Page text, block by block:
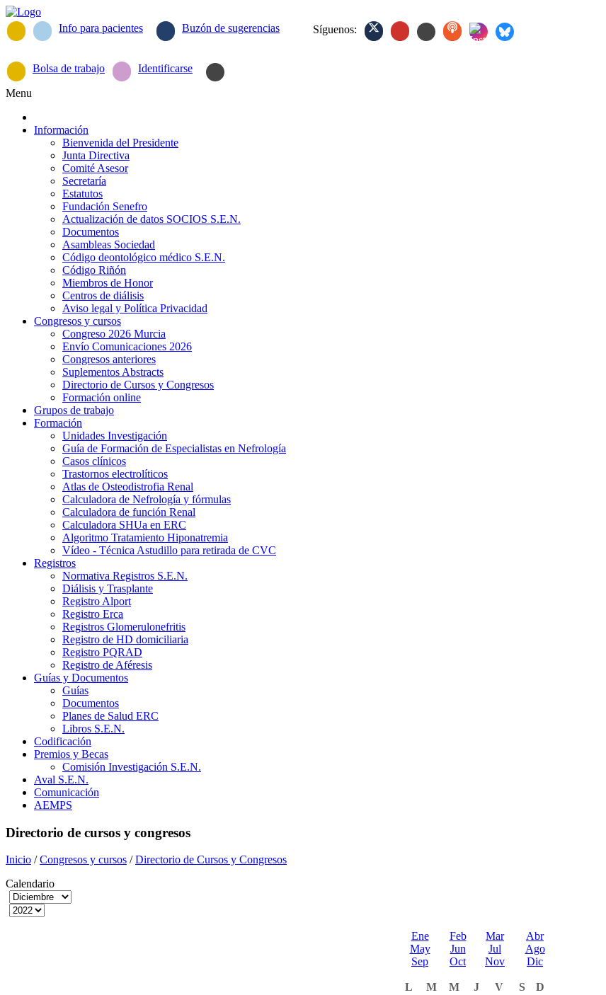
Info para pacientes Buzón de sugerencias Síguenos:
Bolsa de trabajo Identificarse
Menu
Información
Bienvenida del Presidente
Junta Directiva
Comité Asesor
Secretaría
Estatutos
Fundación Senefro
Actualización de datos SOCIOS S.E.N.
Documentos
Asambleas Sociedad
Código deontológico médico S.E.N.
Código Riñón
Miembros de Honor
Centros de diálisis
Aviso legal y Política Privacidad
Congresos y cursos
Congreso 2026 Murcia
Envío Comunicaciones 2026
Congresos anteriores
Suplementos Abstracts
Directorio de Cursos y Congresos
Formación online
Grupos de trabajo
Formación
Unidades Investigación
Guía de Formación de Especialistas en Nefrología
Casos clínicos
Trastornos electrolíticos
Atlas de Osteodistrofia Renal
Calculadora de Nefrología y fórmulas
Calculadora de función Renal
Calculadora SHUa en ERC
Algoritmo Tratamiento Hiponatremia
Vídeo - Técnica Astudillo para retirada de CVC
Registros
Normativa Registros S.E.N.
Diálisis y Trasplante
Registro Alport
Registro Erca
Registros Glomerulonefritis
Registro de HD domiciliaria
Registro PQRAD
Registro de Aféresis
Guías y Documentos
Guías
Documentos
Planes de Salud ERC
Libros S.E.N.
Codificación
Premios y Becas
Comisión Investigación S.E.N.
Aval S.E.N.
Comunicación
AEMPS
Directorio de cursos y congresos
Inicio /Congresos y cursos /Directorio de Cursos y Congresos
Calendario
Ene Feb Mar
Abr
May
Jun Jul
Ago
Sep
Oct Nov Dic
L M M J V S
D